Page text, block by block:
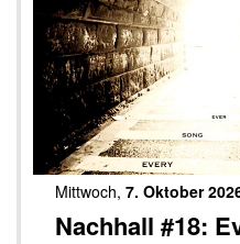
Mittwoch, 7. Oktober
Nachhall #18: